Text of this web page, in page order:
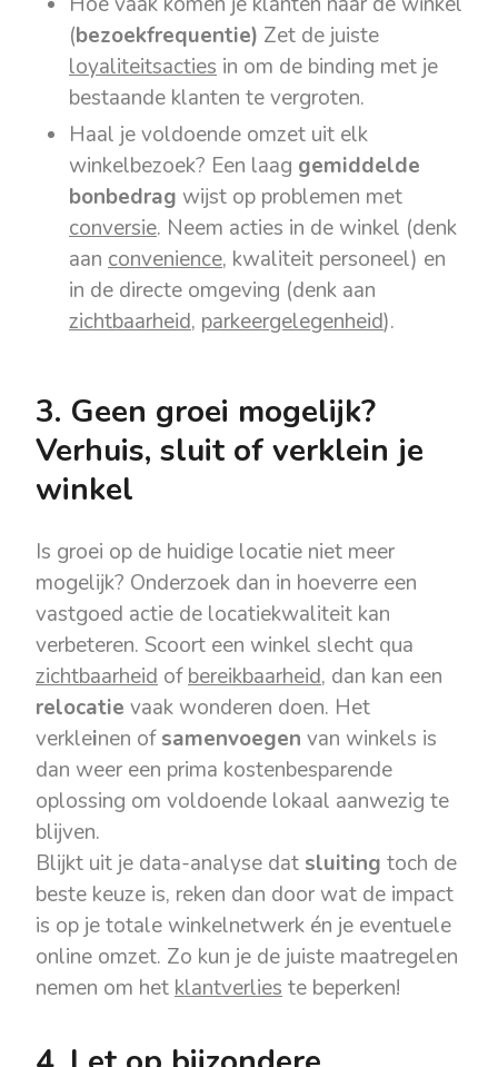
(bezoekfrequentie) Zet de juiste
loyaliteitsacties in om de binding met je
bestaande klanten te vergroten.
Haal je voldoende omzet uit elk
winkelbezoek? Een laag gemiddelde
bonbedrag wijst op problemen met
conversie. Neem acties in de winkel (denk
aan convenience, kwaliteit personeel) en
in de directe omgeving (denk aan
zichtbaarheid, parkeergelegenheid).
3. Geen groei mogelijk?
Verhuis, sluit of verklein je
winkel
Is groei op de huidige locatie niet meer
mogelijk? Onderzoek dan in hoeverre een
vastgoed actie de locatiekwaliteit kan
verbeteren. Scoort een winkel slecht qua
zichtbaarheid ofbereikbaarheid, dan kan een
relocatie vaak wonderen doen. Het
verkleinen ofsamenvoegen van winkels is
dan weer een prima kostenbesparende
oplossing om voldoende lokaal aanwezig te
blijven.
Blijkt uit je data-analyse dat sluiting toch de
beste keuze is, reken dan door wat de impact
is op je totale winkelnetwerk én je eventuele
online omzet. Zo kun je de juiste maatregelen
nemen om hetklantverlieste beperken!